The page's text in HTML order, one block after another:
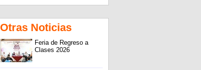
Otras Noticias
Feria de Regreso a
Clases 2026